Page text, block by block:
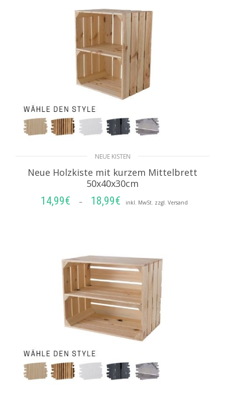
NEUE KISTEN
Neue Holzkiste mit kurzem Mittelbrett
50x40x30cm
14,99€ – 18,99€
Preisspanne:
inkl. MwSt. zzgl. Versand